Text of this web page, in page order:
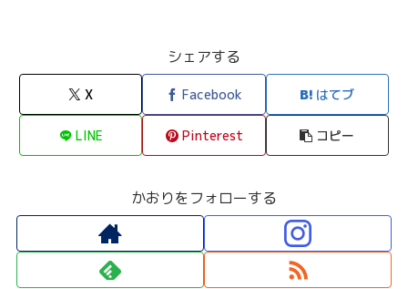
シェアする
X Facebook はてブ
LINE Pinterest コピー
かおりをフォローする